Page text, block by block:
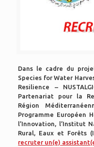
Dans le cadre du
Species for Water
Resilience –
Partenariat pour la
Région
Programme Européen
l’Innovation, l’Institut
Rural, Eaux et Forêts
recruter un(e)